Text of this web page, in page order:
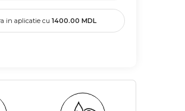
in aplicatie cu 1400.00 MDL